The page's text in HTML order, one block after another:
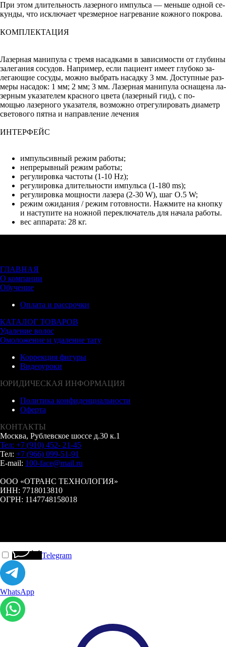
При этом дли­тель­ность ла­зер­но­го им­пуль­са — мень­ше од­ной се­
кун­ды, что ис­клю­ча­ет чрез­мерное наг­ре­вание кож­но­го пок­ро­ва.
КОМПЛЕКТАЦИЯ
Ла­зер­ная ма­нипу­ла с тре­мя на­сад­ка­ми в за­виси­мос­ти от глу­бины
за­лега­ния со­судов. Нап­ри­мер, ес­ли па­ци­ент име­ет глу­боко за­
лега­ющие со­суды, мож­но выб­рать на­сад­ку 3 мм. Дос­тупные раз­
ме­ры на­садок: 1 мм; 2 мм; 3 мм. Ла­зер­ная ма­нипу­ла ос­на­щена ла­
зер­ным ука­зате­лем крас­но­го цве­та (ла­зер­ный гид), с по­
мощью ла­зер­но­го ука­зате­ля, воз­можно от­ре­гули­ровать ди­аметр
све­тово­го пят­на и нап­равле­ние ле­чения
ИНТЕРФЕЙС
им­пуль­сив­ный ре­жим ра­боты;
неп­ре­рыв­ный ре­жим ра­боты;
ре­гули­ров­ка час­то­ты (1‑10 Hz);
ре­гули­ров­ка дли­тель­нос­ти им­пуль­са (1‑180 ms);
ре­гули­ров­ка мощ­ности ла­зера (2‑30 W), шаг O.5 W;
ре­жим ожи­дания / ре­жим го­тов­ности. Наж­ми­те на кноп­ку
и нас­ту­пите на нож­ной пе­рек­лю­чатель для на­чала ра­боты.
вес аппарата: 28 кг.
ГЛАВНАЯ
О компании
Обучение
Оплата и рассрочки
КАТАЛОГ ТОВАРОВ
Удаление волос
Омоложение и удаление тату
Коррекция фигуры
Видеоуроки
ЮРИДИЧЕСКАЯ ИНФОРМАЦИЯ
Политика конфиденциальности
Оферта
КОНТАКТЫ
Москва, Рублевское шоссе д.30 к.1
Тел: +7 (910) 452- 21-45
Тел: +7 (966) 099-51-91
E-mail: 100-face@mail.ru
ООО «ОТРАНС ТЕХНОЛОГИЯ»
ИНН: 7718013810
ОГРН: 1147748158018
Telegram
WhatsApp